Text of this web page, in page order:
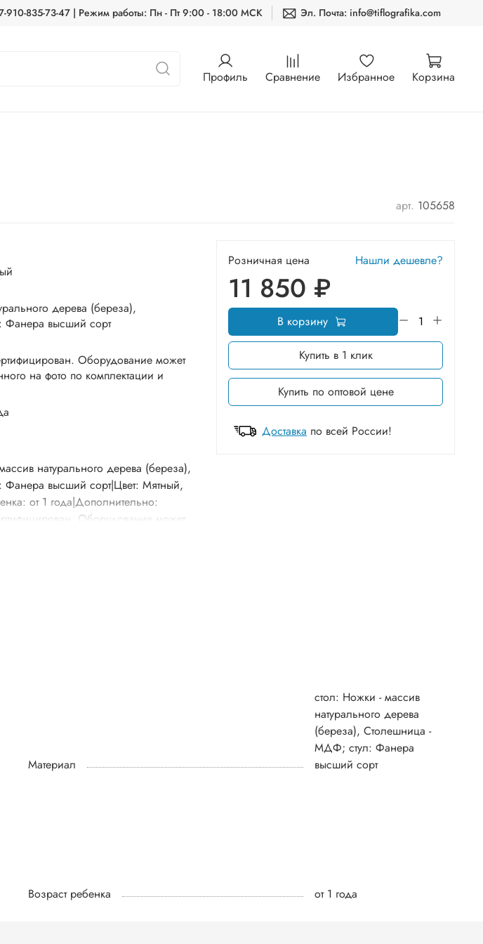
910-835-73-47 | Режим работы: Пн - Пт 9:00 - 18:00 МСК Эл. Почта: info@tiflografika.com
Профиль Сравнение Избранное Корзина
арт. 105658
дерева (береза),
высший сорт
Оборудование может
на фото по комплектации и
натурального дерева (береза),
высший сорт|Цвет: Мятный,
от 1 года|Дополнительно:
Оборудование может
на фото по комплектации и
Розничная цена Нашли дешевле?
11 850 ₽
В корзину
Купить в 1 клик
Купить по оптовой цене
Доставка по всей России!
Материал
стол: Ножки - массив
натурального дерева
(береза), Столешница -
МДФ; стул: Фанера
высший сорт
Возраст ребенка от 1 года